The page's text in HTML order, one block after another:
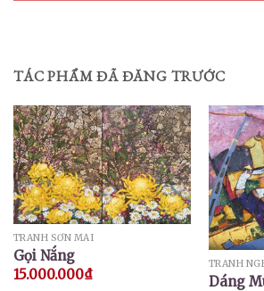
TÁC PHẨM ĐÃ ĐĂNG TRƯỚC
TRANH SƠN MÀI
Gọi Nắng
15.000.000₫
TRANH
Dáng